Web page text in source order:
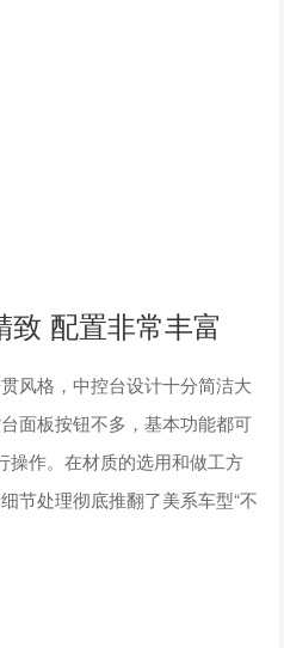
配置非常丰富
风格，中控台设计十分简洁大
面板按钮不多，基本功能都可
操作。在材质的选用和做工方
节处理彻底推翻了美系车型“不